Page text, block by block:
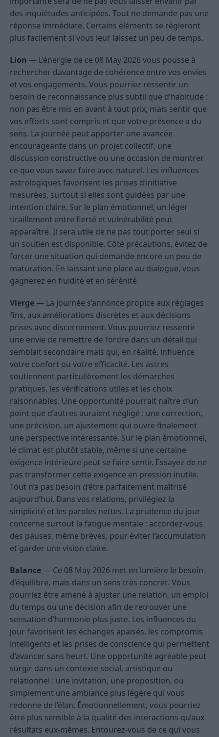
des inquiétudes anticipées. Tout ne demande pas une
réponse immédiate. Certains éléments se régleront
plus facilement si vous leur laissez un peu de temps.
Lion — L’énergie de ce 08 May 2026 vous pousse à
rechercher davantage de cohérence entre vos envies
et vos engagements. Vous pourriez ressentir un
besoin de reconnaissance plus subtil que d’habitude :
non pas être mis en avant à tout prix, mais sentir que
vos efforts sont compris et que votre présence a du
sens. La journée peut apporter une avancée
encourageante dans un projet collectif, une
discussion constructive ou une occasion de montrer
ce que vous savez faire avec naturel. Les influences
astrologiques favorisent les prises d’initiative
mesurées, surtout si elles sont guidées par une
intention claire. Sur le plan émotionnel, un léger
tiraillement entre fierté et vulnérabilité peut
apparaître. Il sera utile de ne pas tout porter seul si
un soutien est disponible. Côté précautions, évitez de
forcer une situation qui demande encore un peu de
maturation. En laissant une place au dialogue, vous
gagnerez en fluidité et en sérénité.
Vierge — La journée s’annonce propice aux réglages
fins, aux améliorations discrètes et aux décisions
prises avec discernement. Vous pourriez ressentir
une envie de remettre de l’ordre dans un détail qui
semblait secondaire mais qui, en réalité, influence
votre confort ou votre efficacité. Les astres
soutiennent particulièrement les démarches
pratiques, les vérifications utiles et les choix
raisonnables. Une opportunité pourrait naître d’un
point que d’autres auraient négligé : une correction,
une précision, un ajustement qui ouvre finalement
une perspective intéressante. Sur le plan émotionnel,
le climat est plutôt stable, même si une certaine
exigence intérieure peut se faire sentir. Essayez de ne
pas transformer cette exigence en pression inutile.
Tout n’a pas besoin d’être parfaitement maîtrisé
aujourd’hui. Dans vos relations, privilégiez la
simplicité et les paroles nettes. La prudence du jour
concerne surtout la fatigue mentale : accordez-vous
des pauses, même brèves, pour éviter l’accumulation
et garder une vision claire.
Balance — Ce 08 May 2026 met en lumière le besoin
d’équilibre, mais dans un sens très concret. Vous
pourriez être amené à ajuster une relation, un emploi
du temps ou une décision afin de retrouver une
sensation d’harmonie plus juste. Les influences du
jour favorisent les échanges apaisés, les compromis
intelligents et les prises de conscience qui permettent
d’avancer sans heurt. Une opportunité agréable peut
surgir dans un contexte social, artistique ou
relationnel : une invitation, une proposition, ou
simplement une ambiance plus légère qui vous
redonne de l’élan. Émotionnellement, vous pourriez
être plus sensible à la qualité des interactions qu’aux
résultats eux-mêmes. Entourez-vous de ce qui vous